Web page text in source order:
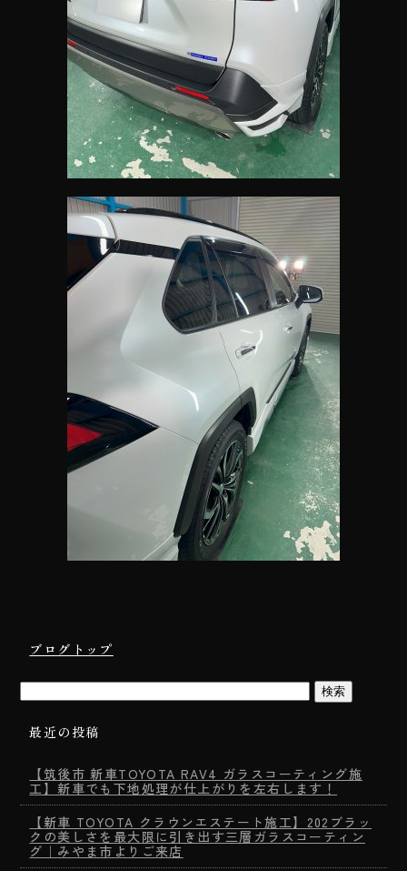
ブログトップ
最近の投稿
【筑後市 新車TOYOTA RAV4 ガラスコーティング施
工】新車でも下地処理が仕上がりを左右します！
【新車 TOYOTA クラウンエステート施工】202ブラッ
クの美しさを最大限に引き出す三層ガラスコーティン
グ｜みやま市よりご来店